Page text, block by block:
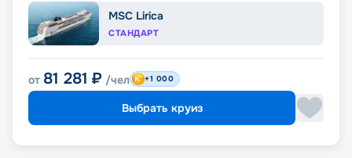
MSC Lirica
СТАНДАРТ
от 81 281 ₽ /чел +1 000
Выбрать круиз